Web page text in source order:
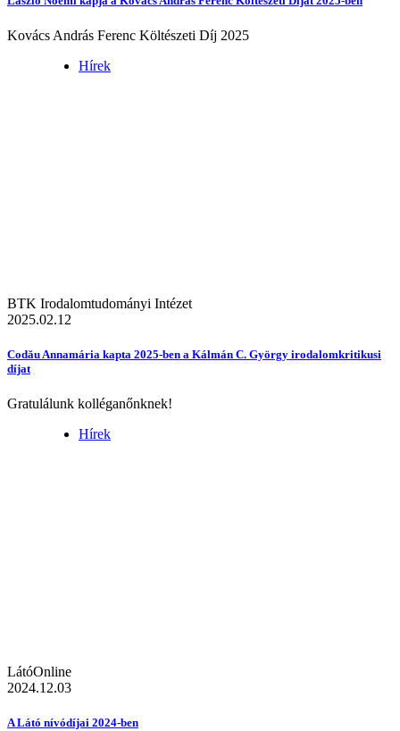
Kovács András Ferenc Költészeti Díj 2025
Hírek
BTK Irodalomtudományi Intézet
2025.02.12
Codău Annamária kapta 2025-ben a Kálmán C. György irodalomkritikusi
díjat
Gratulálunk kolléganőnknek!
Hírek
LátóOnline
2024.12.03
A Látó nívódíjai 2024-ben